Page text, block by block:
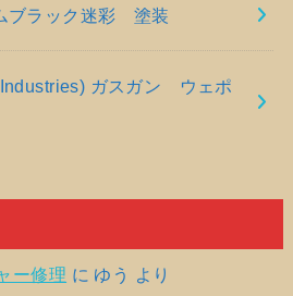
ブラック迷彩 塗装
ガスガン ウェポ
ー修理 に ゆう より